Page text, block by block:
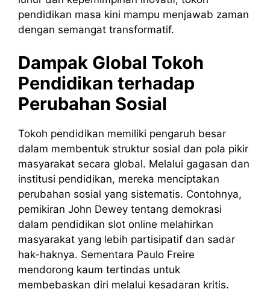
pendidikan masa kini mampu menjawab zaman
dengan semangat transformatif.
Dampak Global Tokoh
Pendidikan terhadap
Perubahan Sosial
Tokoh pendidikan memiliki pengaruh besar
dalam membentuk struktur sosial dan pola pikir
masyarakat secara global. Melalui gagasan dan
institusi pendidikan, mereka menciptakan
perubahan sosial yang sistematis. Contohnya,
pemikiran John Dewey tentang demokrasi
dalam pendidikan slot online melahirkan
masyarakat yang lebih partisipatif dan sadar
hak-haknya. Sementara Paulo Freire
mendorong kaum tertindas untuk
membebaskan diri melalui kesadaran kritis.